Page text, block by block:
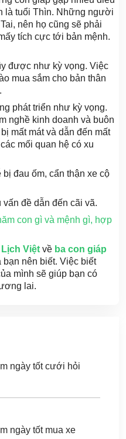
là tuổi Thìn. Những người
nên họ cũng sẽ phải
tích cực tới bản mệnh.
được như kỳ vọng. Việc
mua sắm cho bản thân
phát triển như kỳ vọng.
nghề kinh doanh và buôn
mất mát và dẫn đến mất
mối quan hệ có xu
đau ốm, cẩn thận xe cộ
đề dẫn đến cãi vã.
con gì và mệnh gì, hợp
Lịch Việt về ba con giáp
bạn nên biết. Việc biết
mình sẽ giúp bạn có
lai.
ngày tốt cưới hỏi
ngày tốt mua xe